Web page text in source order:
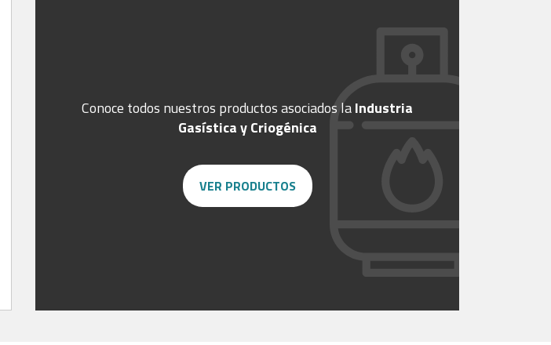
Conoce todos nuestros productos asociados laIndustria
Gasística y Criogénica
VER PRODUCTOS